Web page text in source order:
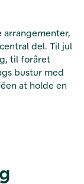
arrangementer,
del. Til jul
til foråret
bustur med
at holde en